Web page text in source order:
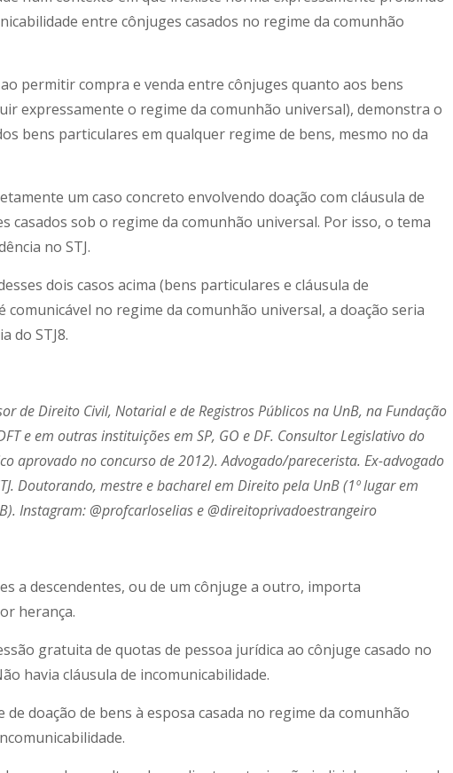
entre cônjuges casados no regime da comunhão
permitir compra e venda entre cônjuges quanto aos bens
expressamente o regime da comunhão universal), demonstra o
bens particulares em qualquer regime de bens, mesmo no da
um caso concreto envolvendo doação com cláusula de
casados sob o regime da comunhão universal. Por isso, o tema
no STJ.
dois casos acima (bens particulares e cláusula de
comunicável no regime da comunhão universal, a doação seria
do STJ8.
de Direito Civil, Notarial e de Registros Públicos na UnB, na Fundação
e em outras instituições em SP, GO e DF. Consultor Legislativo do
aprovado no concurso de 2012). Advogado/parecerista. Ex-advogado
Doutorando, mestre e bacharel em Direito pela UnB (1º lugar em
Instagram: @profcarloselias e @direitoprivadoestrangeiro
a descendentes, ou de um cônjuge a outro, importa
herança.
gratuita de quotas de pessoa jurídica ao cônjuge casado no
havia cláusula de incomunicabilidade.
doação de bens à esposa casada no regime da comunhão